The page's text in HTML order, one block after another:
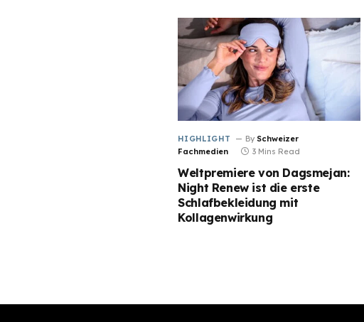
HIGHLIGHT By Schweizer
Fachmedien
3 Mins Read
Weltpremiere von Dagsmejan:
Night Renew ist die erste
Schlafbekleidung mit
Kollagenwirkung